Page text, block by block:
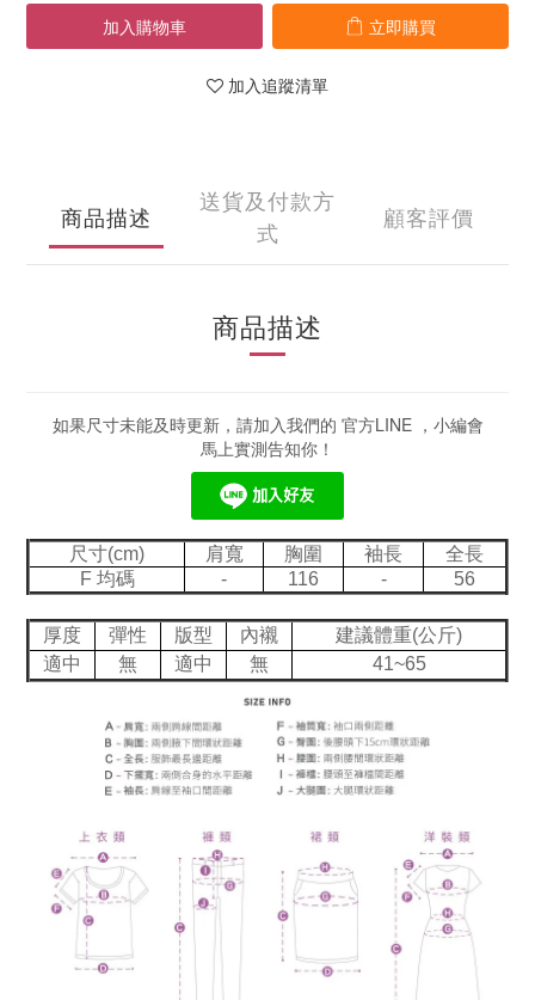
加入購物車 立即購買
加入追蹤清單
商品描述
送貨及付款方
式
顧客評價
商品描述
如果尺寸未能及時更新，請加入我們的 官方LINE ，小編會
馬上實測告知你！
尺寸(cm) 肩寬 胸圍 袖長
全長
F 均碼
- 116 - 56
厚度 彈性 版型 內襯
建議體重(公斤)
適中
無 適中 無 41~65